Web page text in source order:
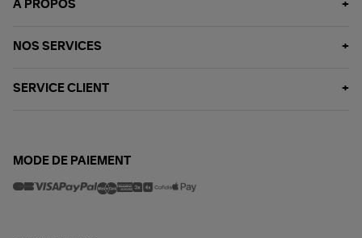
À PROPOS
NOS SERVICES
SERVICE CLIENT
MODE DE PAIEMENT